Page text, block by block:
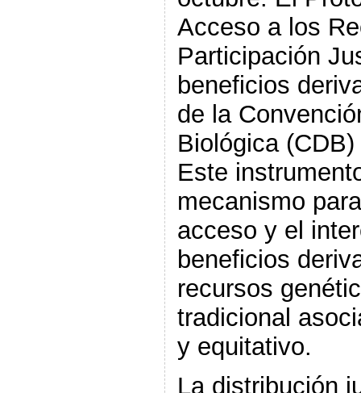
Acceso a los
Participación
beneficios
de la
Biológica
Este
mecanismo
acceso y el
beneficios
recursos
tradicional
y equitativo.
La distribución